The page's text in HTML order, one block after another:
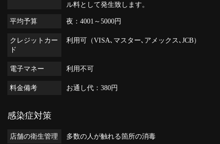
ル料として発生致します。
平均予算 夜：4001～5000円
クレジットカー
ド
利用可（VISA､マスター､アメックス､JCB）
電子マネー 利用不可
料金備考 お通し代：380円
感染症対策
店舗の衛生管理 多数の人が触れる箇所の消毒